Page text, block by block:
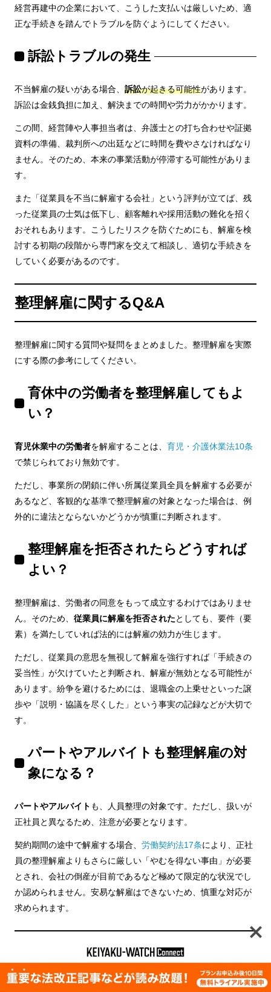
経営再建中の企業において、こうした支払いは厳しいため、適
正な手続きを踏んでトラブルを防ぐようにしてください。
訴訟トラブルの発生
不当解雇の疑いがある場合、 訴訟が起きる可能性があります。
訴訟は金銭負担に加え、解決までの時間や労力がかかります。
この間、経営陣や人事担当者は、弁護士との打ち合わせや証拠
資料の準備、裁判所への出廷などに時間を費やさなければなり
ません。そのため、本来の事業活動が停滞する可能性がありま
す。
また「従業員を不当に解雇する会社」という評判が立てば、残
った従業員の士気は低下し、顧客離れや採用活動の難化を招く
おそれもあります。こうしたリスクを防ぐためにも、解雇を検
討する初期の段階から専門家を交えて相談し、適切な手続きを
していく必要があるのです。
整理解雇に関するQ&A
整理解雇に関する質問や疑問をまとめました。整理解雇を実際
にする際の参考にしてください。
育休中の労働者を整理解雇してもよ
い？
育児休業中の労働者を解雇することは、 育児・介護休業法10条
で禁じられており無効です。
ただし、事業所の閉鎖に伴い所属従業員全員を解雇する必要が
あるなど、客観的な基準で整理解雇の対象となった場合は、例
外的に違法とならないかどうかが慎重に判断されます。
整理解雇を拒否されたらどうすれば
よい？
整理解雇は、労働者の同意をもって成立するわけではありませ
ん。そのため、 従業員に解雇を拒否されたとしても、要件（要
素）を満たしていれば法的には解雇の効力が生じます。
ただし、従業員の意思を無視して解雇を強行すれば「手続きの
妥当性」が欠けていたと判断され、解雇が無効となる可能性が
あります。紛争を避けるためには、退職金の上乗せといった譲
歩や「説明・協議を尽くした」という事実の記録などが大切で
す。
パートやアルバイトも整理解雇の対
象になる？
パートやアルバイト も、人員整理の対象です。ただし、扱いが
正社員と異なるため、注意が必要となります。
契約期間の途中で解雇する場合、 労働契約法17条により、正社
員の整理解雇よりもさらに厳しい「やむを得ない事由」が必要
とされ、会社の倒産が目前であるなど極めて限定的な状況でし
か認められません。安易な解雇はできないため、慎重な対応が
求められます。